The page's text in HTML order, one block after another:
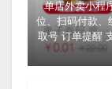
单店外卖小程
位、扫码付款、
取号 订单提醒